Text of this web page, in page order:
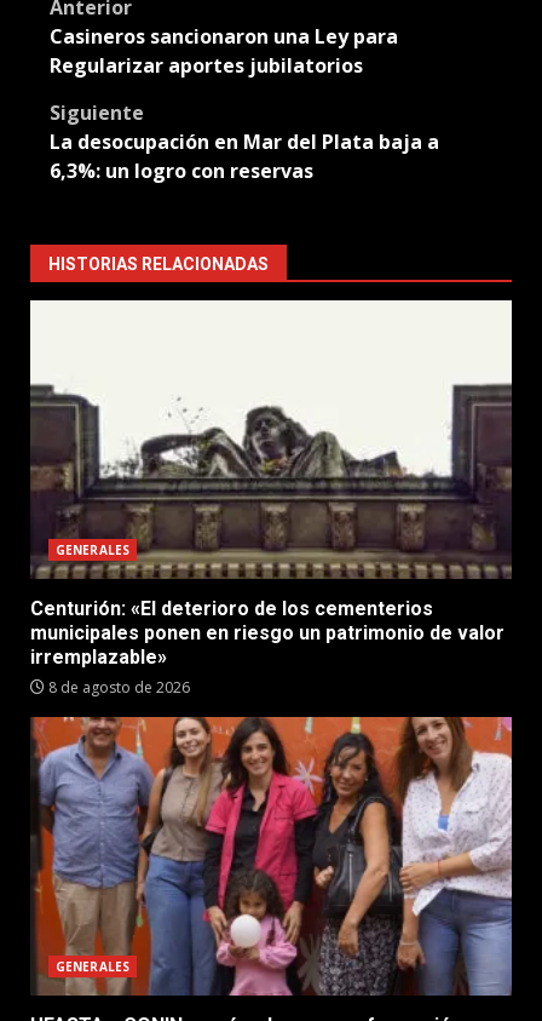
Post
navigation
Anterior
Casineros sancionaron una Ley para
Regularizar aportes jubilatorios
Siguiente
La desocupación en Mar del Plata baja a
6,3%: un logro con reservas
HISTORIAS RELACIONADAS
GENERALES
Centurión: «El deterioro de los cementerios
municipales ponen en riesgo un patrimonio de valor
irremplazable»
8 de agosto de 2026
GENERALES